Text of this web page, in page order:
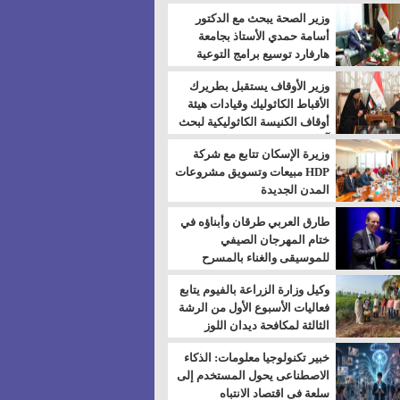
بالسويس
وزير الصحة يبحث مع الدكتور
أسامة حمدي الأستاذ بجامعة
هارفارد توسيع برامج التوعية
بمرض السكري
وزير الأوقاف يستقبل بطريرك
الأقباط الكاثوليك وقيادات هيئة
أوقاف الكنيسة الكاثوليكية لبحث
آفاق التعاون المشترك
وزيرة الإسكان تتابع مع شركة
HDP مبيعات وتسويق مشروعات
المدن الجديدة
طارق العربي طرقان وأبناؤه في
ختام المهرجان الصيفي
للموسيقى والغناء بالمسرح
المكشوف
وكيل وزارة الزراعة بالفيوم يتابع
فعاليات الأسبوع الأول من الرشة
الثالثة لمكافحة ديدان اللوز
للقطن
خبير تكنولوجيا معلومات: الذكاء
الاصطناعى يحول المستخدم إلى
سلعة فى اقتصاد الانتباه